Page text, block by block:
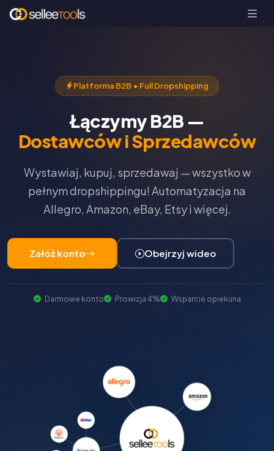
Platforma B2B • Full Dropshipping
Łączymy B2B —
Dostawców i Sprzedawców
Wystawiaj, kupuj, sprzedawaj — wszystko w
pełnym dropshippingu! Automatyzacja na
Allegro, Amazon, eBay, Etsy i więcej.
Załóż konto Obejrzyj wideo
Darmowe konto Prowizja 4% Wsparcie opiekuna